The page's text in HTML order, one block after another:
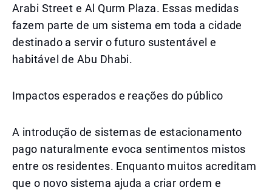
Arabi Street e Al Qurm Plaza. Essas medidas
fazem parte de um sistema em toda a cidade
destinado a servir o futuro sustentável e
habitável de Abu Dhabi.
Impactos esperados e reações do público
A introdução de sistemas de estacionamento
pago naturalmente evoca sentimentos mistos
entre os residentes. Enquanto muitos acreditam
que o novo sistema ajuda a criar ordem e